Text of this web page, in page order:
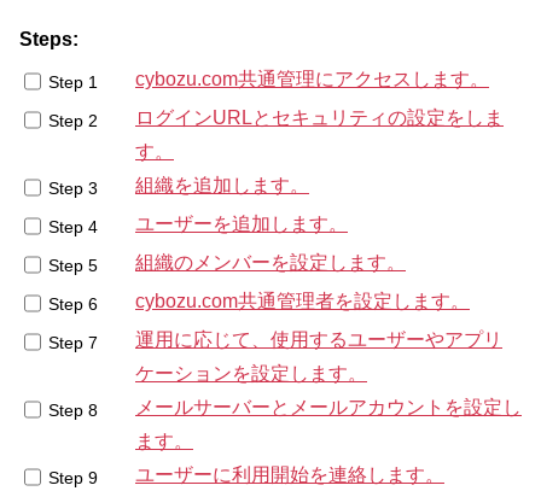
Steps:
Step 1 cybozu.com共通管理にアクセスします。
Step 2
ログインURLとセキュリティの設定をしま
す。
Step 3 組織を追加します。
Step 4 ユーザーを追加します。
Step 5 組織のメンバーを設定します。
Step 6 cybozu.com共通管理者を設定します。
Step 7
運用に応じて、使用するユーザーやアプリ
ケーションを設定します。
Step 8
メールサーバーとメールアカウントを設定し
ます。
Step 9 ユーザーに利用開始を連絡します。